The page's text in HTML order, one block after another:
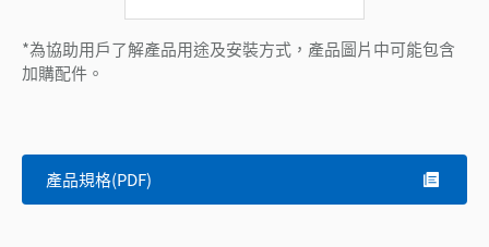
*為協助用戶了解產品用途及安裝方式，產品圖片中可能包含
加購配件。
產品規格(PDF)